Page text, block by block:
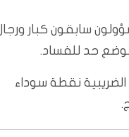
مسؤولون سابقون كبار
حد للفساد.
نقطة سوداء